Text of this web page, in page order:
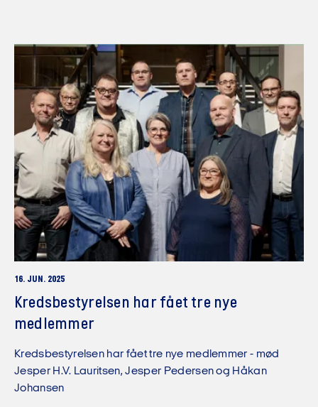
16. JUN. 2025
Kredsbestyrelsen har fået tre nye
medlemmer
Kredsbestyrelsen har fået tre nye medlemmer - mød
Jesper H.V. Lauritsen, Jesper Pedersen og Håkan
Johansen